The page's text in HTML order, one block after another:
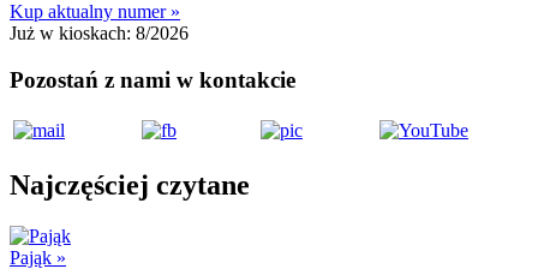
Kup aktualny numer »
Już w kioskach: 8/2026
Pozostań z nami w kontakcie
Najczęściej czytane
Pająk »